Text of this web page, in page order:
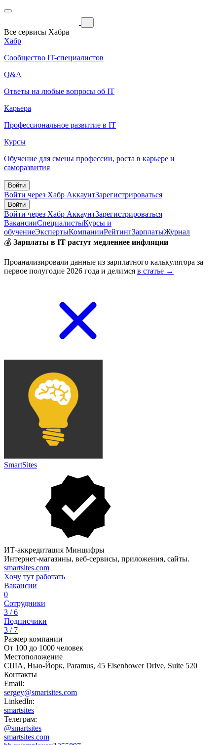
Все сервисы Хабра
Хабр
Сообщество IT-специалистов
Q&A
Ответы на любые вопросы об IT
Карьера
Профессиональное развитие в IT
Курсы
Обучение для смены профессии, роста в карьере и
саморазвития
Войти
Войти через Хабр АккаунтЗарегистрироваться
Войти
Войти через Хабр АккаунтЗарегистрироваться
ВакансииСпециалистыКурсы и
обучениеЭкспертыКомпанииРейтингЗарплатыЖурнал
💰 Зарплаты в IT растут медленнее инфляции
Проанализировали данные из зарплатного калькулятора за
первое полугодие 2026 года и делимся в статье →
SmartSites
ИТ-аккредитация Минцифры
Интернет-магазины, веб-сервисы, приложения, сайты.
smartsites.com
Хочу тут работать
Вакансии
0
Сотрудники
3 / 6
Подписчики
3 / 7
Размер компании
От 100 до 1000 человек
Местоположение
США, Нью-Йорк, Paramus, 45 Eisenhower Drive, Suite 520
Контакты
Email:
sergey@smartsites.com
LinkedIn:
smartsites
Телеграм:
@smartsites
smartsites.com